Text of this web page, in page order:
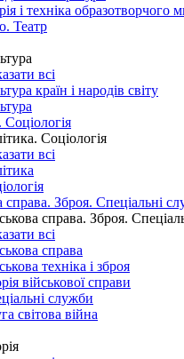
і техніка образотворчого
Театр
всі
країн і народів світу
Соціологія
всі
справа. Зброя. Спеціальні
справа. Зброя.
всі
справа
техніка і зброя
військової справи
служби
світова війна